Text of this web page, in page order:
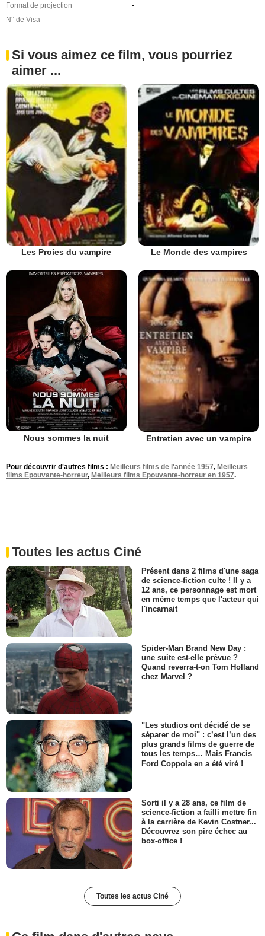
Format de projection
-
N° de Visa
-
Si vous aimez ce film, vous pourriez
aimer ...
Les Proies du vampire Le Monde des vampires
Nous sommes la nuit Entretien avec un vampire
Pour découvrir d'autres films : Meilleurs films de l'année 1957, Meilleurs
films Epouvante-horreur, Meilleurs films Epouvante-horreur en 1957.
Toutes les actus Ciné
Présent dans 2 films d'une saga
de science-fiction culte ! Il y a
12 ans, ce personnage est mort
en même temps que l'acteur qui
l'incarnait
Spider-Man Brand New Day :
une suite est-elle prévue ?
Quand reverra-t-on Tom Holland
chez Marvel ?
"Les studios ont décidé de se
séparer de moi" : c’est l’un des
plus grands films de guerre de
tous les temps… Mais Francis
Ford Coppola en a été viré !
Sorti il y a 28 ans, ce film de
science-fiction a failli mettre fin
à la carrière de Kevin Costner...
Découvrez son pire échec au
box-office !
Toutes les actus Ciné